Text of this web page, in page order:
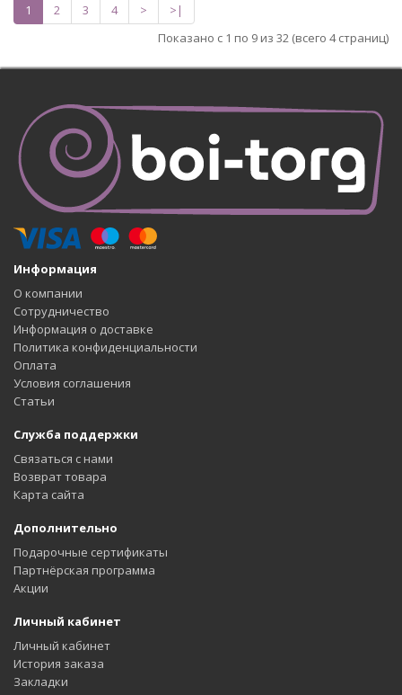
1 2 3 4 >
>|
Показано с 1 по 9 из 32 (всего 4 страниц)
Информация
О компании
Сотрудничество
Информация о доставке
Политика конфиденциальности
Оплата
Условия соглашения
Статьи
Служба поддержки
Связаться с нами
Возврат товара
Карта сайта
Дополнительно
Подарочные сертификаты
Партнёрская программа
Акции
Личный кабинет
Личный кабинет
История заказа
Закладки